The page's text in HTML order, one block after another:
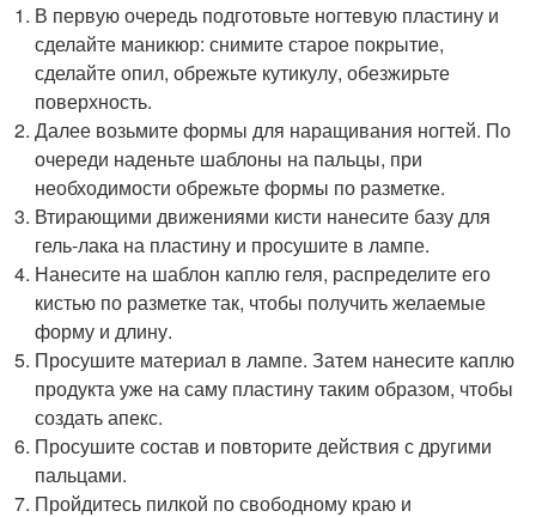
В первую очередь подготовьте ногтевую пластину и
сделайте маникюр: снимите старое покрытие,
сделайте опил, обрежьте кутикулу, обезжирьте
поверхность.
Далее возьмите формы для наращивания ногтей. По
очереди наденьте шаблоны на пальцы, при
необходимости обрежьте формы по разметке.
Втирающими движениями кисти нанесите базу для
гель-лака на пластину и просушите в лампе.
Нанесите на шаблон каплю геля, распределите его
кистью по разметке так, чтобы получить желаемые
форму и длину.
Просушите материал в лампе. Затем нанесите каплю
продукта уже на саму пластину таким образом, чтобы
создать апекс.
Просушите состав и повторите действия с другими
пальцами.
Пройдитесь пилкой по свободному краю и